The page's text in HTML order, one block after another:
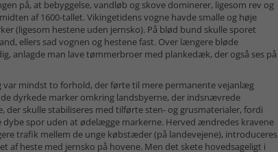
på, at bebyggelse, vandløb og skove dominerer, ligesom rev og
af 1600-tallet. Vikingetidens vogne havde smalle og høje
(ligesom hestene uden jernsko). På blød bund skulle sporet
ellers sad vognen og hestene fast. Over længere bløde
anlagde man lave tømmerbroer med plankedæk, der også ses på
mindst to forhold, der førte til mere permanente vejanlæg
dyrkede marker omkring landsbyerne, der indsnævrede
skulle stabiliseres med tilførte sten- og grusmaterialer, fordi
spor uden at ødelægge markerne. Herved ændredes kravene
trafik mellem de unge købstæder (på landevejene), introduceres
af heste med jernsko på hovene. Men det skete hovedsageligt i